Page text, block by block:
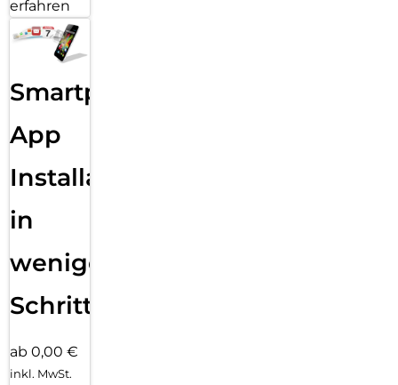
erfahren
Smartphone
App
Installation
in
wenigen
Schritten
ab 0,00 €
inkl. MwSt.